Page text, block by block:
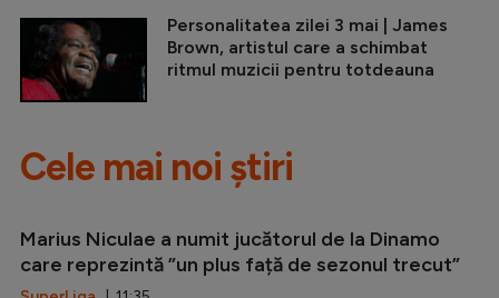
Personalitatea zilei 3 mai | James
Brown, artistul care a schimbat
ritmul muzicii pentru totdeauna
Cele mai noi știri
Marius Niculae a numit jucătorul de la Dinamo
care reprezintă ”un plus față de sezonul trecut”